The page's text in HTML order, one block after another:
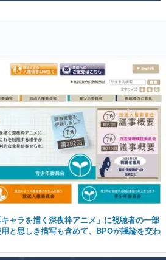
ャラを描く深夜枠アニメ」に視聴者の一部
と思しき描写も含めて、BPOが議論を交わ